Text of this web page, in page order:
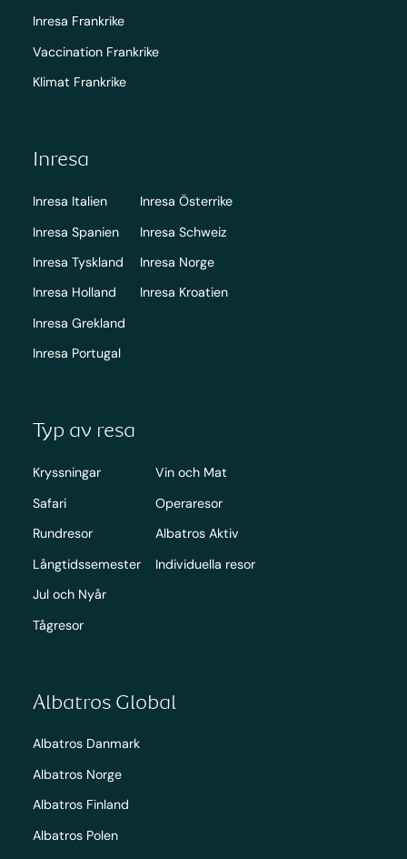
Inresa Frankrike
Vaccination Frankrike
Klimat Frankrike
Inresa
Inresa Italien
Inresa Spanien
Inresa Tyskland
Inresa Holland
Inresa Grekland
Inresa Portugal
Inresa Österrike
Inresa Schweiz
Inresa Norge
Inresa Kroatien
Typ av resa
Kryssningar
Safari
Rundresor
Långtidssemester
Jul och Nyår
Tågresor
Vin och Mat
Operaresor
Albatros Aktiv
Individuella resor
Albatros Global
Albatros Danmark
Albatros Norge
Albatros Finland
Albatros Polen